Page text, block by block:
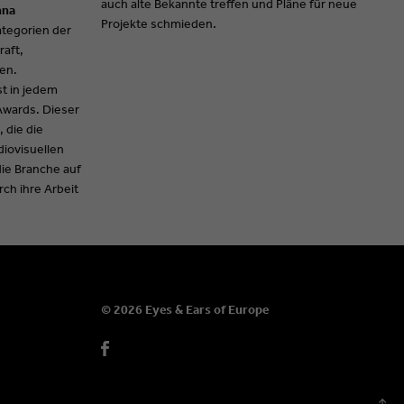
der
in jedem
Dieser
die die
Branche auf
ihre Arbeit
auch alte Bekannte treffen und Pläne für neue
Projekte schmieden.
© 2026 Eyes & Ears of Europe